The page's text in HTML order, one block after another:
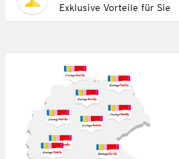
Exklusive Vorteile für Sie